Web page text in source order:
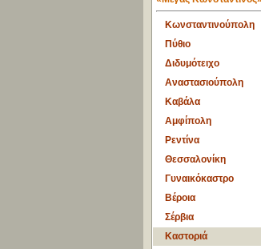
Κωνσταντινούπολη
Πύθιο
Διδυμότειχο
Αναστασιούπολη
Καβάλα
Αμφίπολη
Ρεντίνα
Θεσσαλονίκη
Γυναικόκαστρο
Βέροια
Σέρβια
Καστοριά